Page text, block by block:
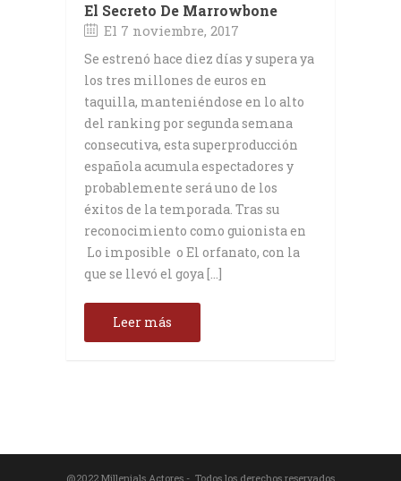
El Secreto De Marrowbone
El 7 noviembre, 2017
Se estrenó hace diez días y supera ya
los tres millones de euros en
taquilla, manteniéndose en lo alto
del ranking por segunda semana
consecutiva, esta superproducción
española acumula espectadores y
probablemente será uno de los
éxitos de la temporada. Tras su
reconocimiento como guionista en
Lo imposible o El orfanato, con la
que se llevó el goya […]
Leer más
@2022 Millenials Actores - Todos los derechos reservados